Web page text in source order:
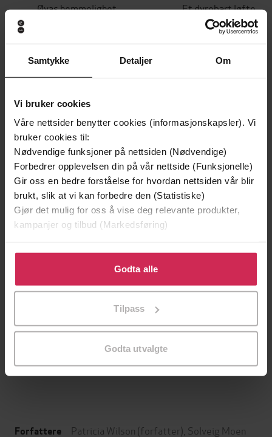
Samtykke Detaljer Om
Vi bruker cookies
Våre nettsider benytter cookies (informasjonskapsler). Vi
bruker cookies til:
Nødvendige funksjoner på nettsiden (Nødvendige)
Forbedrer opplevelsen din på vår nettside (Funksjonelle)
Gir oss en bedre forståelse for hvordan nettsiden vår blir
brukt, slik at vi kan forbedre den (Statistiske)
Gjør det mulig for oss å vise deg relevante produkter,
kampanjer og tilbud (Markedsføring)
Klikk på «Godta alle» for å gi oss ditt samtykke til å
bruke cookies for alle disse formålene. Du kan også
tilpasse ditt samtykke til spesifikke formål ved å klikke
Godta alle
Tilpass
Godta utvalgte
Øyas hemmelighet
Et dyrebart løfte
Patricia Wilson
LYDBOK
Andre har også kjøpt
Første gang på tilbud
Døde sjeler synger ikke
Jussi Adler-Olsen
LYDBOK
Tvilen
LYDBOK
Forfattere Patricia Wilson (forfatter), Solveig Moen